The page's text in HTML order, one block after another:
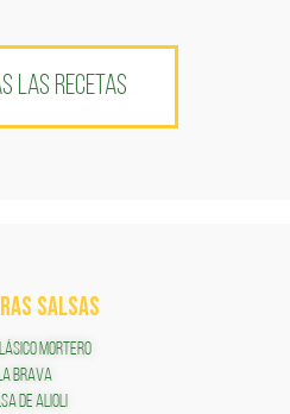
LAS RECETAS
SALSAS
MORTERO
BRAVA
DE ALIOLI